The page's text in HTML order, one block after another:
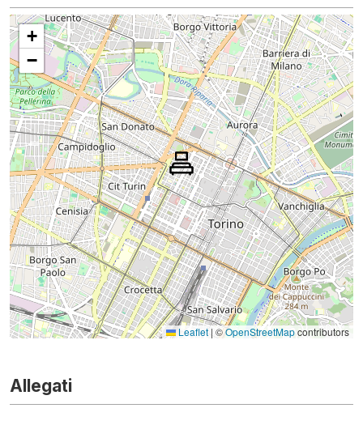
+
−
Leaflet | ©OpenStreetMapcontributors
Allegati